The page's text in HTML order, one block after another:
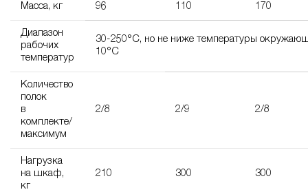
Масса, кг 96 110 170
Диапазон
рабочих
температур
30-250°С, но не ниже температуры
10°С
Количество
полок
в
комплекте/
максимум
2/8 2/9 2/8
Нагрузка
на шкаф,
кг
210 300 300